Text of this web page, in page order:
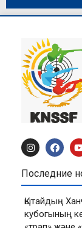
Последние
Қытайдың
кубогының